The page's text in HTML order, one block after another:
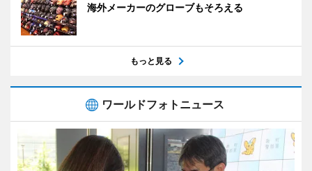
海外メーカーのグローブもそろえる
もっと見る
ワールドフォトニュース